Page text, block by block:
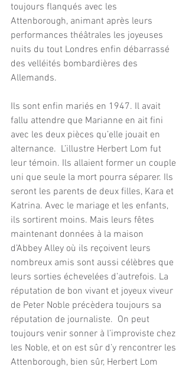
toujours flanqués avec les
Attenborough, animant après leurs
performances théâtrales les joyeuses
nuits du tout Londres enfin débarrassé
des velléités bombardières des
Allemands.
Ils sont enfin mariés en 1947. Il avait
fallu attendre que Marianne en ait fini
avec les deux pièces qu’elle jouait en
alternance.  L’illustre Herbert Lom fut
leur témoin. Ils allaient former un couple
uni que seule la mort pourra séparer. Ils
seront les parents de deux filles, Kara et
Katrina. Avec le mariage et les enfants,
ils sortirent moins. Mais leurs fêtes
maintenant données à la maison
d’Abbey Alley où ils reçoivent leurs
nombreux amis sont aussi célèbres que
leurs sorties échevelées d’autrefois. La
réputation de bon vivant et joyeux viveur
de Peter Noble précèdera toujours sa
réputation de journaliste.  On peut
toujours venir sonner à l’improviste chez
les Noble, et on est sûr d’y rencontrer les
Attenborough, bien sûr, Herbert Lom